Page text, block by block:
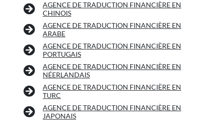
AGENCE DE TRADUCTION FINANCIÈRE EN
CHINOIS
AGENCE DE TRADUCTION FINANCIÈRE EN
ARABE
AGENCE DE TRADUCTION FINANCIÈRE EN
PORTUGAIS
AGENCE DE TRADUCTION FINANCIÈRE EN
NÉERLANDAIS
AGENCE DE TRADUCTION FINANCIÈRE EN
TURC
AGENCE DE TRADUCTION FINANCIÈRE EN
JAPONAIS